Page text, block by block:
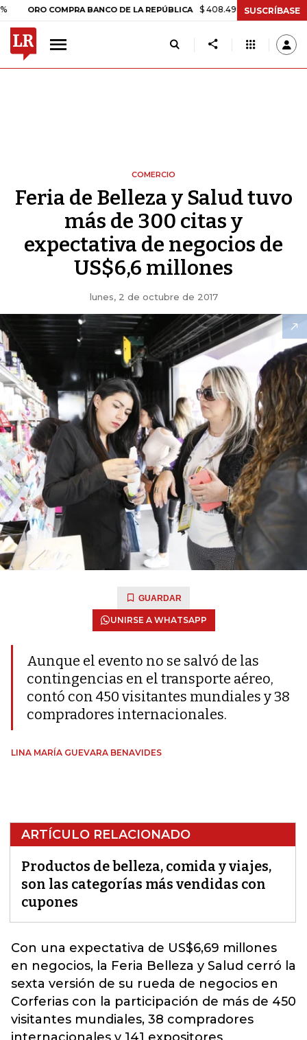
COMPRA BANCO DE LA REPÚBLICA $ 408.498,97 +$ 8.753,81 +2,19%
SUSCRÍBASE
COMERCIO
Feria de Belleza y Salud tuvo
más de 300 citas y
expectativa de negocios de
US$6,6 millones
lunes, 2 de octubre de 2017
GUARDAR
UNIRSE A WHATSAPP
Aunque el evento no se salvó de las
contingencias en el transporte aéreo,
contó con 450 visitantes mundiales y 38
compradores internacionales.
LINA MARÍA GUEVARA BENAVIDES
ARTÍCULO RELACIONADO
Productos de belleza, comida y viajes,
son las categorías más vendidas con
cupones
Con una expectativa de US$6,69 millones
en negocios, la Feria Belleza y Salud cerró la
sexta versión de su rueda de negocios en
Corferias con la participación de más de 450
visitantes mundiales, 38 compradores